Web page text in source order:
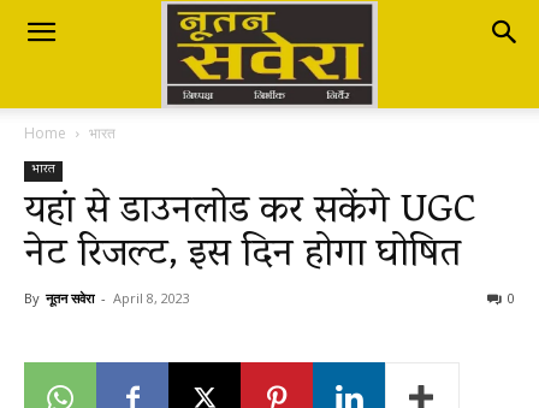
Nutan
Savera
नूतन
Home भारत
भारत
यहां से डाउनलोड कर सकेंगे UGC
नेट रिजल्ट, इस दिन होगा घोषित
By नूतन सवेरा - April 8, 2023 0